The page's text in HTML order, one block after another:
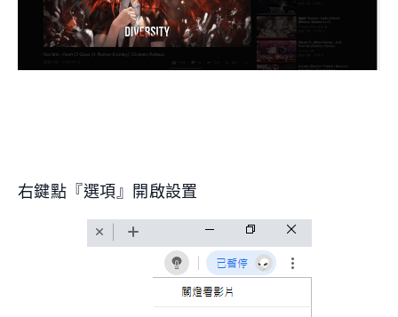
右鍵點『選項』開啟設置